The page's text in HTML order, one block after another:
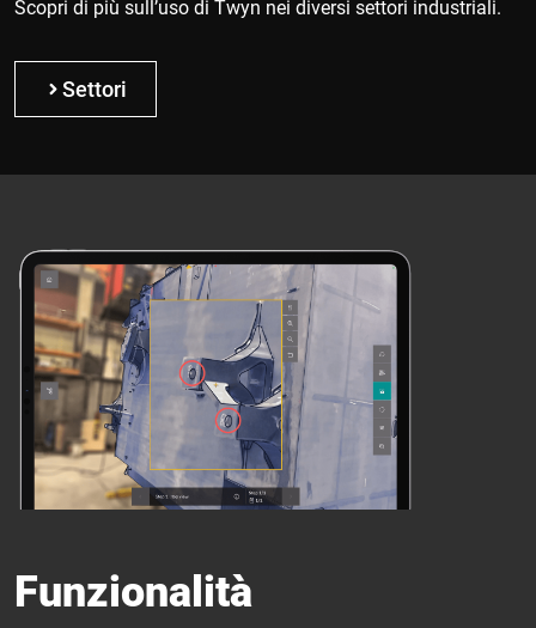
Scopri di più sull’uso di Twyn nei diversi settori industriali.
Settori
Funzionalità